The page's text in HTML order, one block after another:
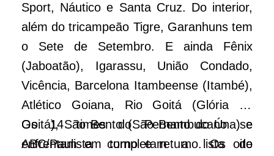
Sport, Náutico e Santa Cruz. Do interior,
além do tricampeão Tigre, Garanhuns tem
o Sete de Setembro. E ainda Fênix
(Jaboatão), Igarassu, União Condado,
Vicência, Barcelona Itambeense (Itambé),
Atlético Goiana, Rio Goitá (Glória de
Goitá), São Bento (São Bento do Úna) e
ABC/Paulista completam a lista de
Os 14 times do Pernambucano se
enfrentam em turno e returno. Os oito